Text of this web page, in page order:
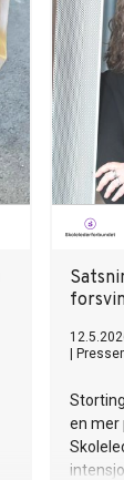
samlet
noe.
en mer